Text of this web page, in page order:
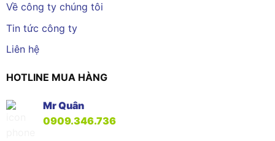
Về công ty chúng tôi
Tin tức công ty
Liên hệ
HOTLINE MUA HÀNG
Mr Quân
0909.346.736